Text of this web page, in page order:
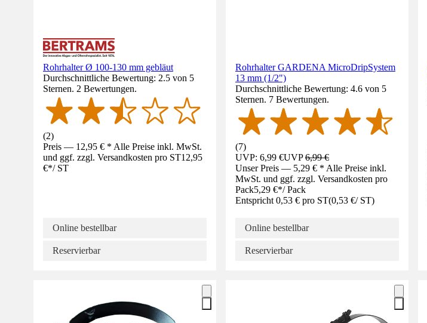
Rohrhalter Ø 100-130 mm gebläut
Durchschnittliche Bewertung: 2.5 von 5
Sternen. 2 Bewertungen.
(2)
Preis — 12,95 € * Alle Preise inkl. MwSt.
und ggf. zzgl. Versandkosten pro ST12,95
€*/ ST
Online bestellbar
Reservierbar
Rohrhalter GARDENA MicroDripSystem
13 mm (1/2")
Durchschnittliche Bewertung: 4.6 von 5
Sternen. 7 Bewertungen.
(7)
UVP: 6,99 €UVP6,99 €
Unser Preis — 5,29 € * Alle Preise inkl.
MwSt. und ggf. zzgl. Versandkosten pro
Pack5,29 €*/ Pack
Entspricht 0,53 € pro ST(0,53 €/ ST)
Online bestellbar
Reservierbar